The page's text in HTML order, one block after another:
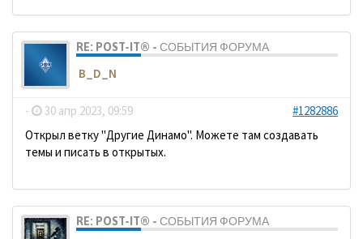
RE: POST-IT® - СОБЫТИЯ ФОРУМА
B_D_N
- 30 апр 2023, 09:59
#1282886
Открыл ветку "Другие Динамо". Можете там создавать
темы и писать в открытых.
RE: POST-IT® - СОБЫТИЯ ФОРУМА